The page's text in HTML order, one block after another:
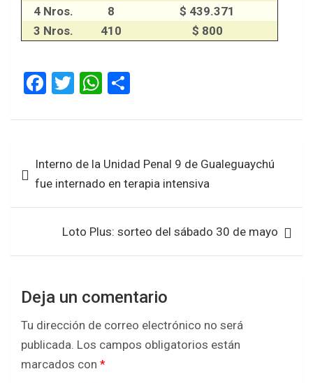
4 Nros.
8
$ 439.371
3 Nros.
410 $ 800
F
ce
o
o
k
T
tt
W
at
A
p
p
ar
de Interno de la Unidad Penal 9 de Gualeguaychú
fue internado en terapia intensiva
Loto Plus: sorteo del sábado 30 de mayo
Deja un comentario
Tu dirección de correo electrónico no será
publicada. Los campos obligatorios están
marcados con *